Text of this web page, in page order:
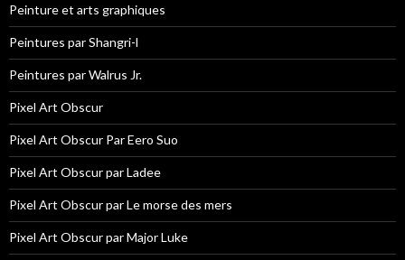
Peinture et arts graphiques
Peintures par Shangri-l
Peintures par Walrus Jr.
Pixel Art Obscur
Pixel Art Obscur Par Eero Suo
Pixel Art Obscur par Ladee
Pixel Art Obscur par Le morse des mers
Pixel Art Obscur par Major Luke